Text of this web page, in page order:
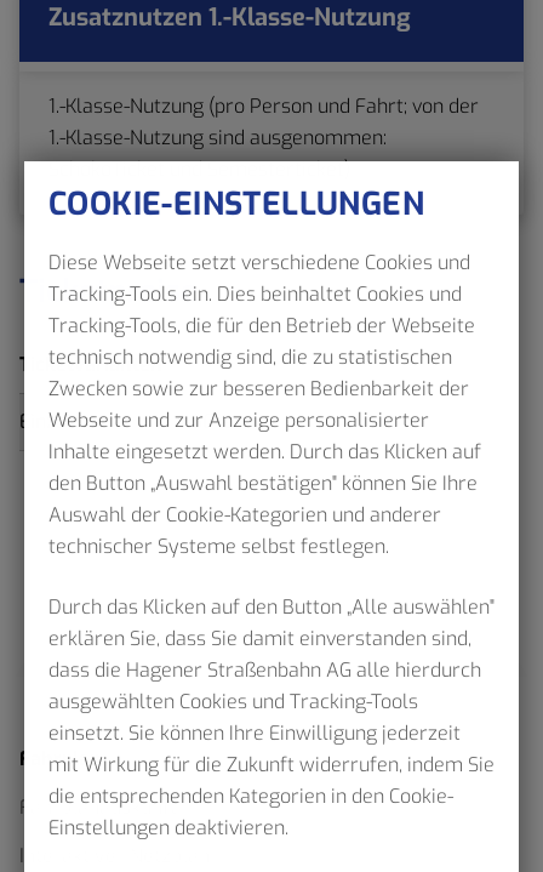
Zusatznutzen 1.-Klasse-Nutzung
1.-Klasse-Nutzung (pro Person und Fahrt; von der
1.-Klasse-Nutzung sind ausgenommen:
SchokoTicket und Semesterticket)
Ticketpreise
Ticketvarianten
Einzeln 4,60 €
Fahrplan
Fahrplanauskunft
Interaktiver Netzplan
COOKIE-EINSTELLUNGEN
Diese Webseite setzt verschiedene Cookies und
Tracking-Tools ein. Dies beinhaltet Cookies und
Tracking-Tools, die für den Betrieb der Webseite
technisch notwendig sind, die zu statistischen
Zwecken sowie zur besseren Bedienbarkeit der
Webseite und zur Anzeige personalisierter
Inhalte eingesetzt werden. Durch das Klicken auf
den Button „Auswahl bestätigen" können Sie Ihre
Auswahl der Cookie-Kategorien und anderer
technischer Systeme selbst festlegen.
Durch das Klicken auf den Button „Alle auswählen"
erklären Sie, dass Sie damit einverstanden sind,
dass die Hagener Straßenbahn AG alle hierdurch
ausgewählten Cookies und Tracking-Tools
einsetzt. Sie können Ihre Einwilligung jederzeit
mit Wirkung für die Zukunft widerrufen, indem Sie
die entsprechenden Kategorien in den Cookie-
Einstellungen deaktivieren.